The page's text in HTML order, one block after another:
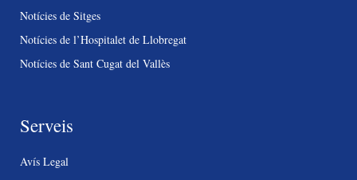
Notícies de Sitges
Notícies de l’Hospitalet de Llobregat
Notícies de Sant Cugat del Vallès
Serveis
Avís Legal